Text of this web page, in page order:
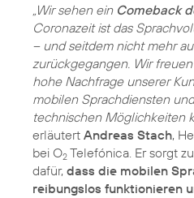
„Wir sehen ein Comeback
Coronazeit ist das
– und seitdem nicht mehr
zurückgegangen. Wir
hohe Nachfrage unserer
mobilen Sprachdiensten
technischen Möglichkeiten
erläutert Andreas Stach,
bei O2 Telefónica. Er sorgt
dafür, dass die mobilen
reibungslos funktionieren